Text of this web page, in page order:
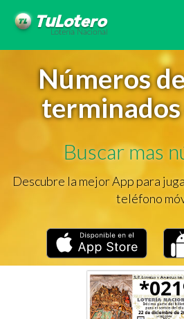
Números
Buscar mas
Descubre la mejor App para
teléfono